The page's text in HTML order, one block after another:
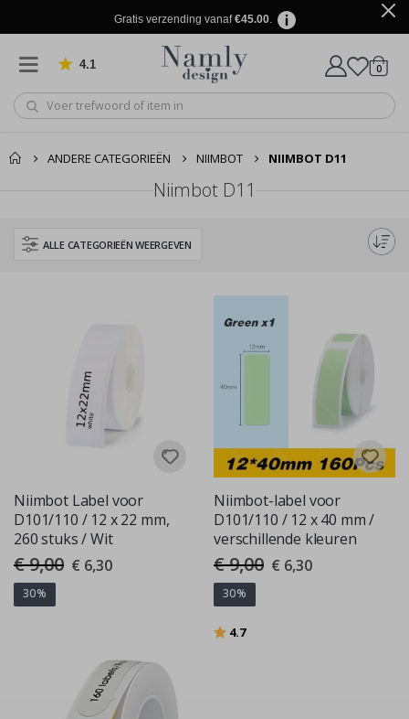
Gratis verzending vanaf€45.00.
4.1 Gebaseerd op 1031 beoordelingen 0
ANDERE CATEGORIEËN NIIMBOT NIIMBOT D11
Niimbot D11
ALLE CATEGORIEËN WEERGEVEN
Niimbot Label voor
D101/110 / 12 x 22 mm,
260 stuks / Wit
€ 9,00 Special
Price
€ 6,30
30%
Niimbot-label voor
D101/110 / 12 x 40 mm /
verschillende kleuren
€ 9,00 Special
Price
€ 6,30
30%
Beoordeling:
4.7uit 5 sterren